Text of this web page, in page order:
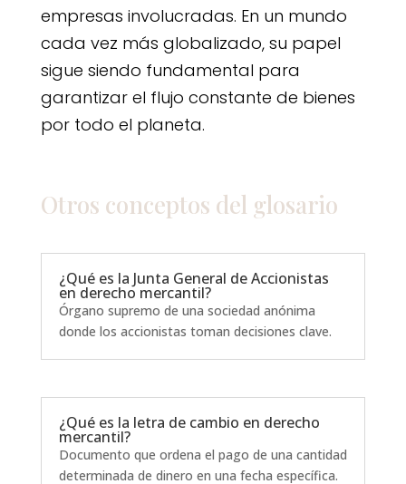
empresas involucradas. En un mundo
cada vez más globalizado, su papel
sigue siendo fundamental para
garantizar el flujo constante de bienes
por todo el planeta.
Otros conceptos del glosario
¿Qué es la Junta General de Accionistas
en derecho mercantil?
Órgano supremo de una sociedad anónima
donde los accionistas toman decisiones clave.
¿Qué es la letra de cambio en derecho
mercantil?
Documento que ordena el pago de una cantidad
determinada de dinero en una fecha específica.